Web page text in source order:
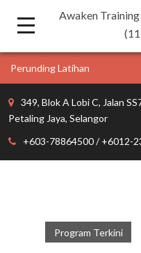
Awaken
Perunding Latihan
349, Blok A Lobi C, Jalan
Petaling Jaya, Selangor
+603-78864500 / +6012-
Program Terkini